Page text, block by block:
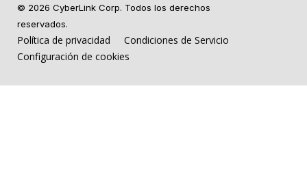
© 2026 CyberLink Corp. Todos los derechos
reservados.
Política de privacidad
Condiciones de Servicio
Configuración de cookies